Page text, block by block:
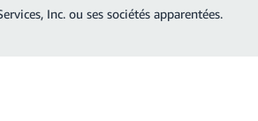
Inc. ou ses sociétés apparentées.